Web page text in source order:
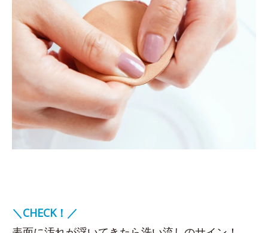
＼CHECK！／